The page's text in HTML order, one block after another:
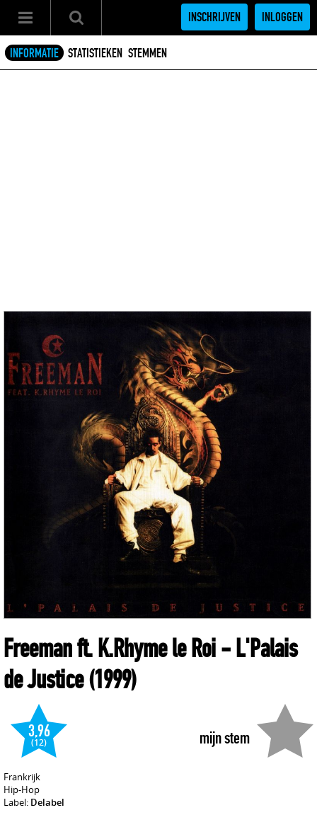
INSCHRIJVEN INLOGGEN
INFORMATIE STATISTIEKEN STEMMEN
Freeman ft. K.Rhyme le Roi- L'Palais
de Justice(1999)
mijn stem
3,96
(12)
Frankrijk
Hip-Hop
Label: Delabel